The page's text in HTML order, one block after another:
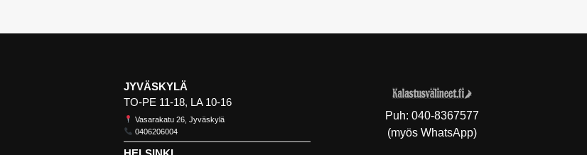
JYVÄSKYLÄ
TO-PE 11-18, LA 10-16
Vasarakatu 26, Jyväskylä
0406206004
Puh: 040-8367577
(myös WhatsApp)